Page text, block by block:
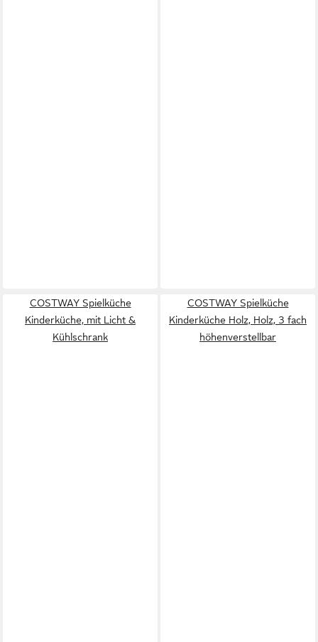
COSTWAY Spielküche
Kinderküche, mit Licht &
Kühlschrank
COSTWAY Spielküche
Kinderküche Holz, Holz, 3 fach
höhenverstellbar